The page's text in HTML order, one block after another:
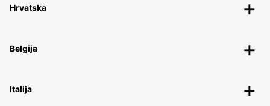
Hrvatska
Belgija
Italija